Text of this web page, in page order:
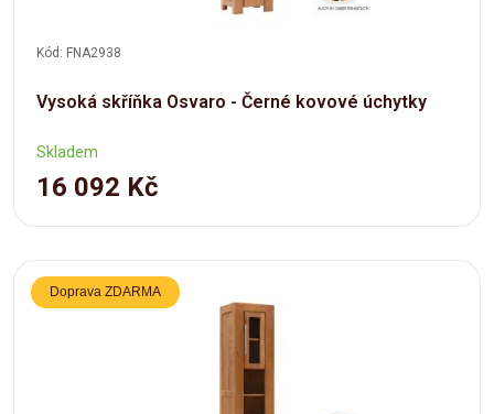
Kód: FNA2938
Vysoká skříňka Osvaro - Černé kovové úchytky
Skladem
16 092 Kč
Doprava ZDARMA